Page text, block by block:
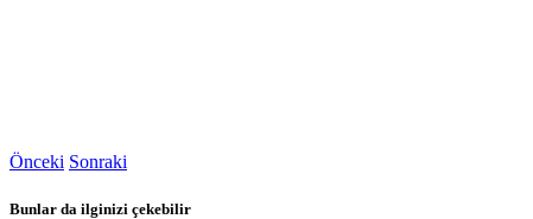
Önceki Sonraki
Bunlar da ilginizi çekebilir